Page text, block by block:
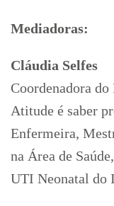
Mediadoras:
Cláudia Selfes
Coordenadora
Atitude é saber
Enfermeira,
na Área de
UTI Neonatal do